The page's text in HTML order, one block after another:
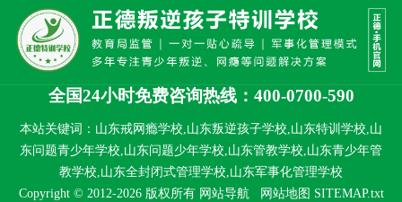
全国24小时免费咨询热线：400-0700-590
本站关键词：山东戒网瘾学校,山东叛逆孩子学校,山东特训学校,山
东问题青少年学校,山东问题少年学校,山东管教学校,山东青少年管
教学校,山东全封闭式管理学校,山东军事化管理学校
Copyright © 2012-2026 版权所有 网站导航 网站地图 SITEMAP.txt